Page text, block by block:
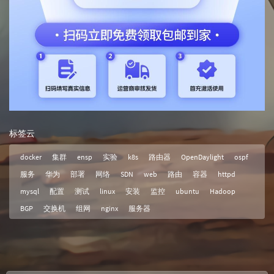
标签云
docker 集群 ensp 实验 k8s 路由器 OpenDaylight
ospf
服务
华为 部署 网络 SDN web 路由 容器
httpd
mysql
配置 测试 linux 安装 监控 ubuntu
Hadoop
BGP
交换机 组网 nginx 服务器